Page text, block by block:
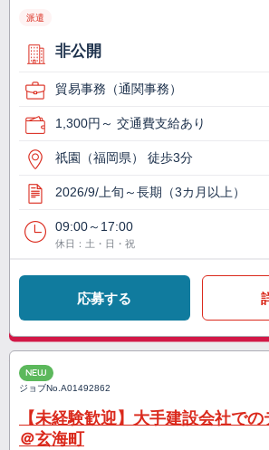
派遣
非公開
貿易事務（通関事務）
1,300円～ 交通費支給あり
祇園（福岡県） 徒歩3分
2026/9/上旬～長期（3カ月以上）
09:00～17:00
休日：土・日・祝
応募する
NEW
ジョブNo.A01492862
【未経験歓迎】大手建設会社で
＠玄海町